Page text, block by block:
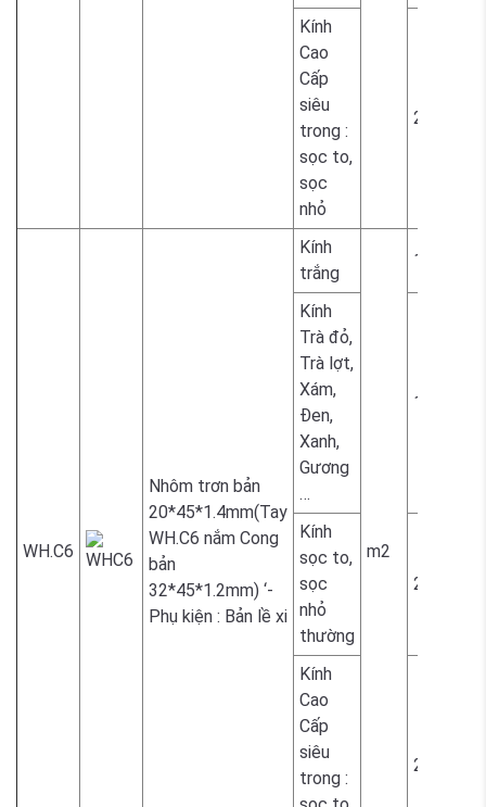
Kính
Cao
Cấp
siêu
trong :
sọc to,
sọc
nhỏ
WH.C6
Nhôm trơn bản
20*45*1.4mm(Tay
WH.C6 nắm Cong
bản
32*45*1.2mm) ‘-
Phụ kiện : Bản lề xi
Kính
trắng
m2
Kính
Trà đỏ,
Trà lợt,
Xám,
Đen,
Xanh,
Gương
…
Kính
sọc to,
sọc
nhỏ
thường
Kính
Cao
Cấp
siêu
trong :